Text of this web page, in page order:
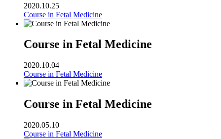
2020.10.25
Course in Fetal Medicine
Course in Fetal Medicine
2020.10.04
Course in Fetal Medicine
Course in Fetal Medicine
2020.05.10
Course in Fetal Medicine